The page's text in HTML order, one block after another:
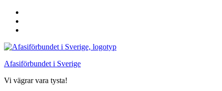
sidfoten
Afasiförbundet i Sverige
Vi vägrar vara tysta!